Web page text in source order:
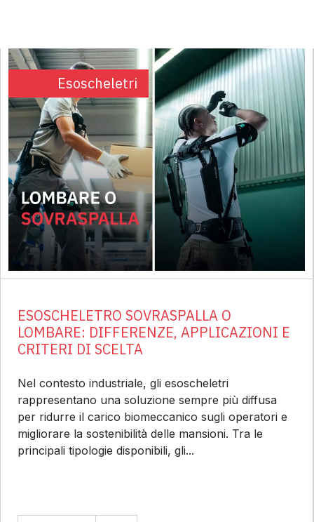
Esoscheletri
ESOSCHELETRO SOVRASPALLA O
LOMBARE: DIFFERENZE, APPLICAZIONI E
CRITERI DI SCELTA
Nel contesto industriale, gli esoscheletri
rappresentano una soluzione sempre più diffusa
per ridurre il carico biomeccanico sugli operatori e
migliorare la sostenibilità delle mansioni. Tra le
principali tipologie disponibili, gli...